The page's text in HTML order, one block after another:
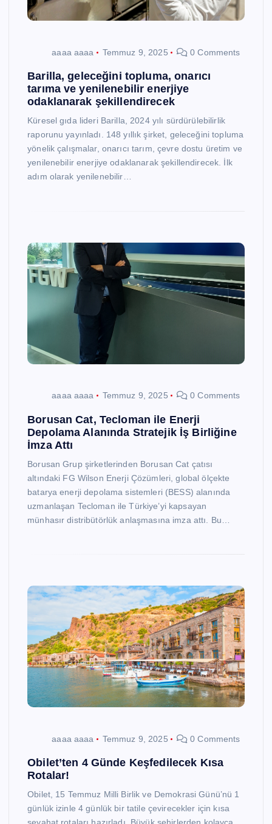
aaaa aaaa Temmuz 9, 2025 0 Comments
Barilla, geleceğini topluma, onarıcı
tarıma ve yenilenebilir enerjiye
odaklanarak şekillendirecek
Küresel gıda lideri Barilla, 2024 yılı sürdürülebilirlik
raporunu yayınladı. 148 yıllık şirket, geleceğini topluma
yönelik çalışmalar, onarıcı tarım, çevre dostu üretim ve
yenilenebilir enerjiye odaklanarak şekillendirecek. İlk
adım olarak yenilenebilir…
aaaa aaaa Temmuz 9, 2025 0 Comments
Borusan Cat, Tecloman ile Enerji
Depolama Alanında Stratejik İş Birliğine
İmza Attı
Borusan Grup şirketlerinden Borusan Cat çatısı
altındaki FG Wilson Enerji Çözümleri, global ölçekte
batarya enerji depolama sistemleri (BESS) alanında
uzmanlaşan Tecloman ile Türkiye’yi kapsayan
münhasır distribütörlük anlaşmasına imza attı. Bu…
aaaa aaaa Temmuz 9, 2025 0 Comments
Obilet’ten 4 Günde Keşfedilecek Kısa
Rotalar!
Obilet, 15 Temmuz Milli Birlik ve Demokrasi Günü’nü 1
günlük izinle 4 günlük bir tatile çevirecekler için kısa